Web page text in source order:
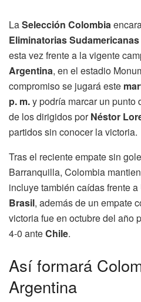
LaSelección Colombia
Eliminatorias
esta vez frente a la vigente
Argentina, en el estadio
compromiso se jugará este
p. m.y podría marcar un punto
de los dirigidos porNéstor
partidos sin conocer la victoria.
Tras el reciente empate sin
Barranquilla, Colombia
incluye también caídas frente a
Brasil, además de un empate
victoria fue en octubre del año
4-0 anteChile.
Así formará
Argentina